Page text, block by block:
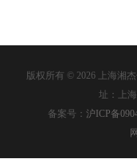
版权所有 © 2026 上海湘
址：上
备案号： 沪ICP备
网